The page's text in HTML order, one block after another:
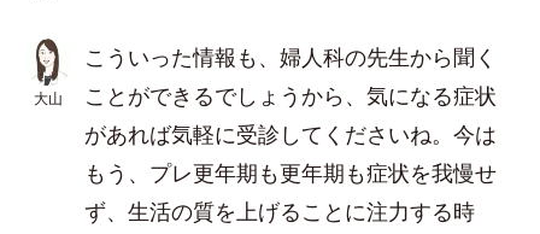
大山
こういった情報も、婦人科の先生から聞く
ことができるでしょうから、気になる症状
があれば気軽に受診してくださいね。今は
もう、プレ更年期も更年期も症状を我慢せ
ず、生活の質を上げることに注力する時